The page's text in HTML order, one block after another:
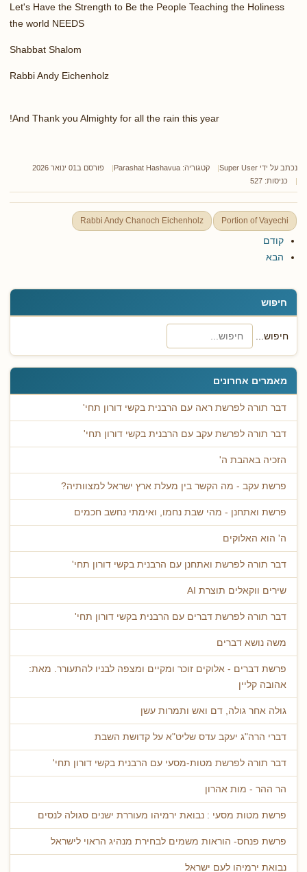
חיפוש
חיפוש...
מאמרים אחרונים
דבר תורה לפרשת ראה עם הרבנית בקשי דורון תחי'
דבר תורה לפרשת עקב עם הרבנית בקשי דורון תחי'
הזכיה באהבת ה'
פרשת עקב - מה הקשר בין מעלת ארץ ישראל למצוותיה?
פרשת ואתחנן - מהי שבת נחמו, ואימתי נחשב חכמים
ה' הוא האלוקים
דבר תורה לפרשת ואתחנן עם הרבנית בקשי דורון תחי'
שירים ווקאלים תוצרת AI
דבר תורה לפרשת דברים עם הרבנית בקשי דורון תחי'
משה נושא דברים
פרשת דברים - אלוקים זוכר ומקיים ומצפה לבניו להתעורר. מאת:
אהובה קליין
גולה אחר גולה, דם ואש ותמרות עשן
דברי הרה"ג יעקב עדס שליט"א על קדושת השבת
דבר תורה לפרשת מטות-מסעי עם הרבנית בקשי דורון תחי'
הר ההר - מות אהרון
פרשת מטות מסעי : נבואת ירמיהו מעוררת ישנים סגולה לנסים
פרשת פנחס- הוראות משמים לבחירת מנהיג הראוי לישראל
נבואת ירמיהו לעם ישראל
Let's Have the Strength to Be the People Teaching the Holiness
the world NEEDS
Shabbat Shalom
Rabbi Andy Eichenholz
And Thank you Almighty for all the rain this year!
נכתב על ידי Super User קטגוריה: Parashat Hashavua
פורסם ב01 ינואר 2026
כניסות: 527
Portion of Vayechi
Rabbi Andy Chanoch Eichenholz
קודם
הבא